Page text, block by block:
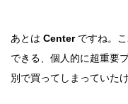
あとは Centerですね。こ
できる、個人的に超重要
別で買ってしまっていた